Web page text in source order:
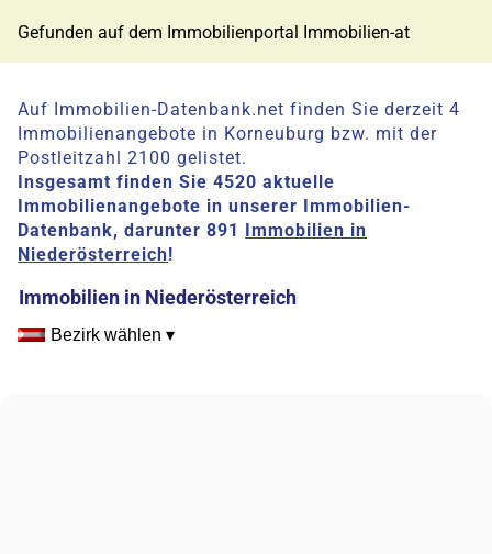
Gefunden auf dem Immobilienportal Immobilien-at
Auf Immobilien-Datenbank.net finden Sie derzeit 4
Immobilienangebote in Korneuburg bzw. mit der
Postleitzahl 2100 gelistet.
Insgesamt finden Sie 4520 aktuelle
Immobilienangebote in unserer Immobilien-
Datenbank, darunter 891
Immobilien in
Niederösterreich!
Immobilien in Niederösterreich
Bezirk wählen ▾